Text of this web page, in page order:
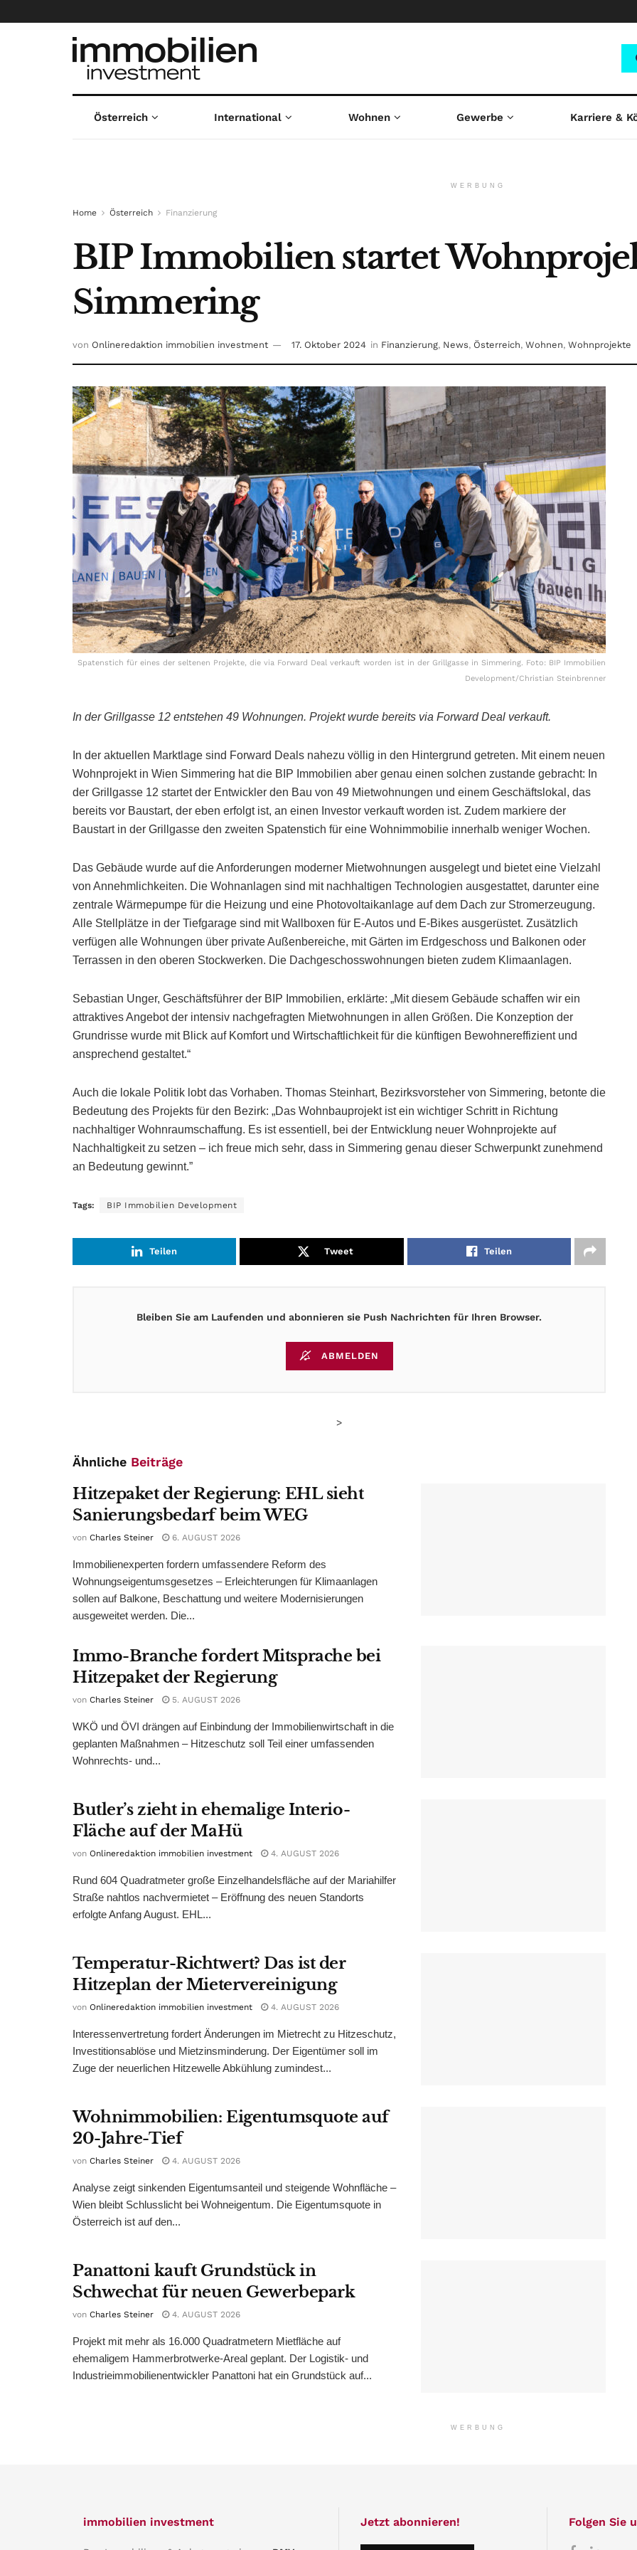
Österreich International Wohnen Gewerbe Karriere &
WERBUNG
Home Österreich Finanzierung
BIP Immobilien startet
Simmering
von Onlineredaktion immobilien investment 17. Oktober 2024 in Finanzierung, News, Österreich, Wohnen, Wohnprojekte
Spatenstich für eines der seltenen Projekte, die via Forward Deal verkauft worden ist in der Grillgasse in Simmering. Foto: BIP Immobilien
Development/Christian Steinbrenner
In der Grillgasse 12 entstehen 49 Wohnungen. Projekt wurde bereits via Forward Deal verkauft.
In der aktuellen Marktlage sind Forward Deals nahezu völlig in den Hintergrund getreten. Mit einem neuen
Wohnprojekt in Wien Simmering hat die BIP Immobilien aber genau einen solchen zustande gebracht: In
der Grillgasse 12 startet der Entwickler den Bau von 49 Mietwohnungen und einem Geschäftslokal, das
bereits vor Baustart, der eben erfolgt ist, an einen Investor verkauft worden ist. Zudem markiere der
Baustart in der Grillgasse den zweiten Spatenstich für eine Wohnimmobilie innerhalb weniger Wochen.
Das Gebäude wurde auf die Anforderungen moderner Mietwohnungen ausgelegt und bietet eine Vielzahl
von Annehmlichkeiten. Die Wohnanlagen sind mit nachhaltigen Technologien ausgestattet, darunter eine
zentrale Wärmepumpe für die Heizung und eine Photovoltaikanlage auf dem Dach zur Stromerzeugung.
Alle Stellplätze in der Tiefgarage sind mit Wallboxen für E-Autos und E-Bikes ausgerüstet. Zusätzlich
verfügen alle Wohnungen über private Außenbereiche, mit Gärten im Erdgeschoss und Balkonen oder
Terrassen in den oberen Stockwerken. Die Dachgeschosswohnungen bieten zudem Klimaanlagen.
Sebastian Unger, Geschäftsführer der BIP Immobilien, erklärte: „Mit diesem Gebäude schaffen wir ein
attraktives Angebot der intensiv nachgefragten Mietwohnungen in allen Größen. Die Konzeption der
Grundrisse wurde mit Blick auf Komfort und Wirtschaftlichkeit für die künftigen Bewohnereffizient und
ansprechend gestaltet.“
Auch die lokale Politik lobt das Vorhaben. Thomas Steinhart, Bezirksvorsteher von Simmering, betonte die
Bedeutung des Projekts für den Bezirk: „Das Wohnbauprojekt ist ein wichtiger Schritt in Richtung
nachhaltiger Wohnraumschaffung. Es ist essentiell, bei der Entwicklung neuer Wohnprojekte auf
Nachhaltigkeit zu setzen – ich freue mich sehr, dass in Simmering genau dieser Schwerpunkt zunehmend
an Bedeutung gewinnt.”
Tags: BIP Immobilien Development
Teilen Tweet Teilen
Bleiben Sie am Laufenden und abonnieren sie Push Nachrichten für Ihren Browser.
ABMELDEN
>
Ähnliche Beiträge
Hitzepaket der Regierung: EHL sieht
Sanierungsbedarf beim WEG
von Charles Steiner 6. AUGUST 2026
Immobilienexperten fordern umfassendere Reform des
Wohnungseigentumsgesetzes – Erleichterungen für Klimaanlagen
sollen auf Balkone, Beschattung und weitere Modernisierungen
ausgeweitet werden. Die...
Immo-Branche fordert Mitsprache bei
Hitzepaket der Regierung
von Charles Steiner 5. AUGUST 2026
WKÖ und ÖVI drängen auf Einbindung der Immobilienwirtschaft in die
geplanten Maßnahmen – Hitzeschutz soll Teil einer umfassenden
Wohnrechts- und...
Butler’s zieht in ehemalige Interio-
Fläche auf der MaHü
von Onlineredaktion immobilien investment 4. AUGUST 2026
Rund 604 Quadratmeter große Einzelhandelsfläche auf der Mariahilfer
Straße nahtlos nachvermietet – Eröffnung des neuen Standorts
erfolgte Anfang August. EHL...
Temperatur-Richtwert? Das ist der
Hitzeplan der Mietervereinigung
von Onlineredaktion immobilien investment 4. AUGUST 2026
Interessenvertretung fordert Änderungen im Mietrecht zu Hitzeschutz,
Investitionsablöse und Mietzinsminderung. Der Eigentümer soll im
Zuge der neuerlichen Hitzewelle Abkühlung zumindest...
Wohnimmobilien: Eigentumsquote auf
20-Jahre-Tief
von Charles Steiner 4. AUGUST 2026
Analyse zeigt sinkenden Eigentumsanteil und steigende Wohnfläche –
Wien bleibt Schlusslicht bei Wohneigentum. Die Eigentumsquote in
Österreich ist auf den...
Panattoni kauft Grundstück in
Schwechat für neuen Gewerbepark
von Charles Steiner 4. AUGUST 2026
Projekt mit mehr als 16.000 Quadratmetern Mietfläche auf
ehemaligem Hammerbrotwerke-Areal geplant. Der Logistik- und
Industrieimmobilienentwickler Panattoni hat ein Grundstück auf...
WERBUNG
immobilien investment Jetzt abonnieren! Folgen Sie